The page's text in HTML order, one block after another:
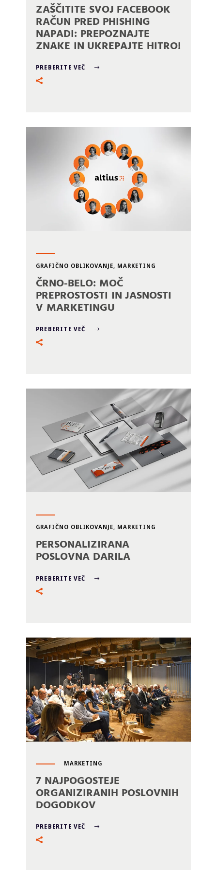
ZAŠČITITE SVOJ FACEBOOK
RAČUN PRED PHISHING
NAPADI: PREPOZNAJTE
ZNAKE IN UKREPAJTE HITRO!
PREBERITE VEČ
GRAFIČNO OBLIKOVANJE, MARKETING
ČRNO-BELO: MOČ
PREPROSTOSTI IN JASNOSTI
V MARKETINGU
PREBERITE VEČ
GRAFIČNO OBLIKOVANJE, MARKETING
PERSONALIZIRANA
POSLOVNA DARILA
PREBERITE VEČ
MARKETING
7 NAJPOGOSTEJE
ORGANIZIRANIH POSLOVNIH
DOGODKOV
PREBERITE VEČ